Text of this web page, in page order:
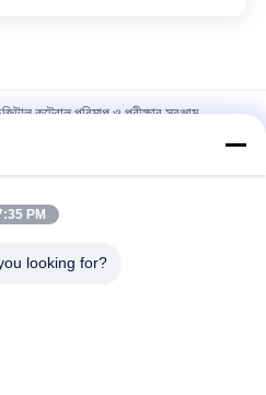
কন্ট্রোল পরিমাপ ও পরীক্ষার সরঞ্জাম
এলইডি / এলসিডি ডিসপ্লে বৈদ্যুতিন
ভোল্টেজ স্ট্যাবিলাইজারগুলির
PM
looking for?